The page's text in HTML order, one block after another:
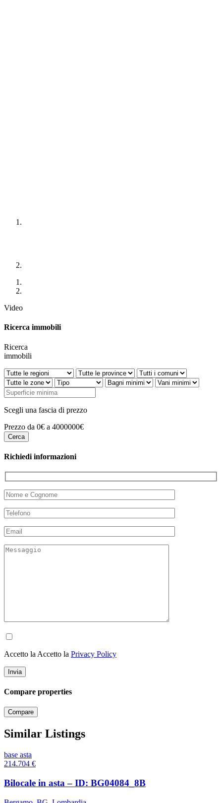
Video
Ricerca immobili
Ricerca
immobili
Scegli una fascia di prezzo
Prezzo da 0€ a 4000000€
Richiedi informazioni
Accetto la Accetto la Privacy Policy
Compare properties
Compare
Similar Listings
base asta
214.704 €
Bilocale in asta – ID: BG04084_8B